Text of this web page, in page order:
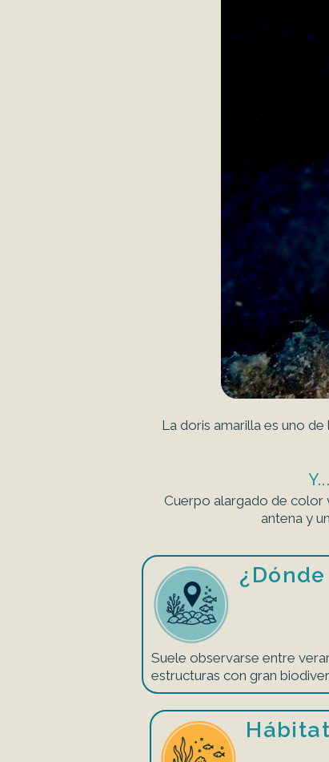
La doris amarilla es uno
Cuerpo alargado de color
antena y
Suele observarse entre
estructuras con gran
Hábitat